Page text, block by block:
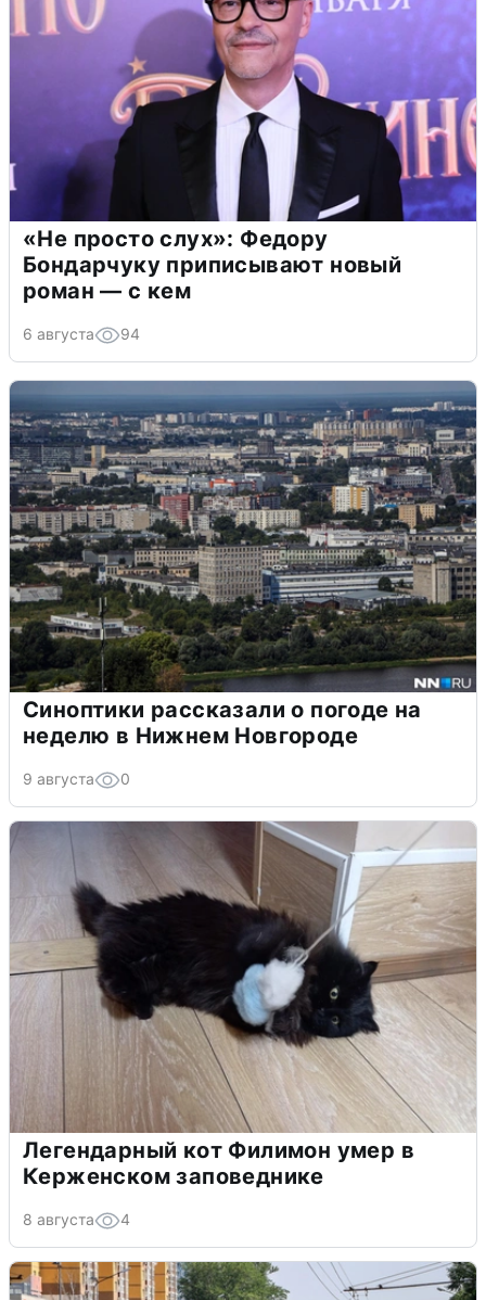
«Не просто слух»: Федору
Бондарчуку приписывают новый
роман — с кем
6 августа 94
Синоптики рассказали о погоде на
неделю в Нижнем Новгороде
9 августа 0
Легендарный кот Филимон умер в
Керженском заповеднике
8 августа 4